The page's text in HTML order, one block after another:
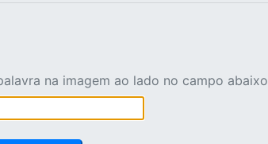
na imagem ao lado no campo abaixo